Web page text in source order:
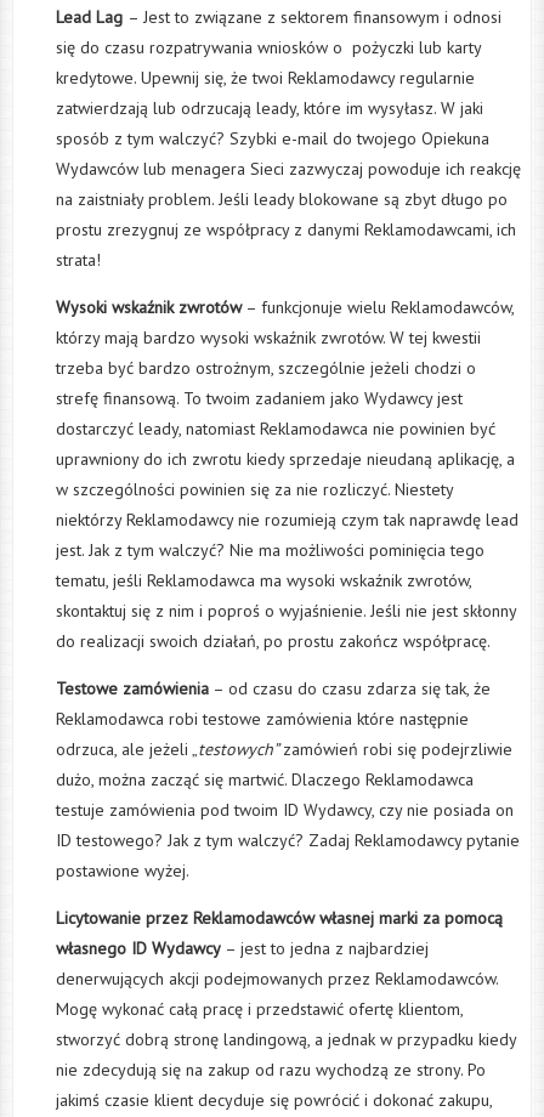
Lead Lag – Jest to związane z sektorem finansowym i odnosi
się do czasu rozpatrywania wniosków o pożyczki lub karty
kredytowe. Upewnij się, że twoi Reklamodawcy regularnie
zatwierdzają lub odrzucają leady, które im wysyłasz. W jaki
sposób z tym walczyć? Szybki e-mail do twojego Opiekuna
Wydawców lub menagera Sieci zazwyczaj powoduje ich reakcję
na zaistniały problem. Jeśli leady blokowane są zbyt długo po
prostu zrezygnuj ze współpracy z danymi Reklamodawcami, ich
strata!
Wysoki wskaźnik zwrotów– funkcjonuje wielu Reklamodawców,
którzy mają bardzo wysoki wskaźnik zwrotów. W tej kwestii
trzeba być bardzo ostrożnym, szczególnie jeżeli chodzi o
strefę finansową. To twoim zadaniem jako Wydawcy jest
dostarczyć leady, natomiast Reklamodawca nie powinien być
uprawniony do ich zwrotu kiedy sprzedaje nieudaną aplikację, a
w szczególności powinien się za nie rozliczyć. Niestety
niektórzy Reklamodawcy nie rozumieją czym tak naprawdę lead
jest. Jak z tym walczyć? Nie ma możliwości pominięcia tego
tematu, jeśli Reklamodawca ma wysoki wskaźnik zwrotów,
skontaktuj się z nim i poproś o wyjaśnienie. Jeśli nie jest skłonny
do realizacji swoich działań, po prostu zakończ współpracę.
Testowe zamówienia – od czasu do czasu zdarza się tak, że
Reklamodawca robi testowe zamówienia które następnie
odrzuca, ale jeżeli „testowych”zamówień robi się podejrzliwie
dużo, można zacząć się martwić. Dlaczego Reklamodawca
testuje zamówienia pod twoim ID Wydawcy, czy nie posiada on
ID testowego? Jak z tym walczyć? Zadaj Reklamodawcy pytanie
postawione wyżej.
Licytowanie przez Reklamodawców własnej marki za pomocą
własnego ID Wydawcy – jest to jedna z najbardziej
denerwujących akcji podejmowanych przez Reklamodawców.
Mogę wykonać całą pracę i przedstawić ofertę klientom,
stworzyć dobrą stronę landingową, a jednak w przypadku kiedy
nie zdecydują się na zakup od razu wychodzą ze strony. Po
jakimś czasie klient decyduje się powrócić i dokonać zakupu,